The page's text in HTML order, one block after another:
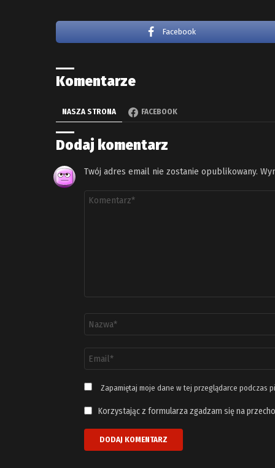
Facebook
Komentarze
NASZA STRONA FACEBOOK
Dodaj komentarz
Twój adres email nie zostanie opublikowany.
Komentarz
email
*
Zapamiętaj moje dane w tej przeglądarce podczas
Korzystając z formularza zgadzam się na